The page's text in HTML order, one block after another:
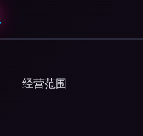
经营范围